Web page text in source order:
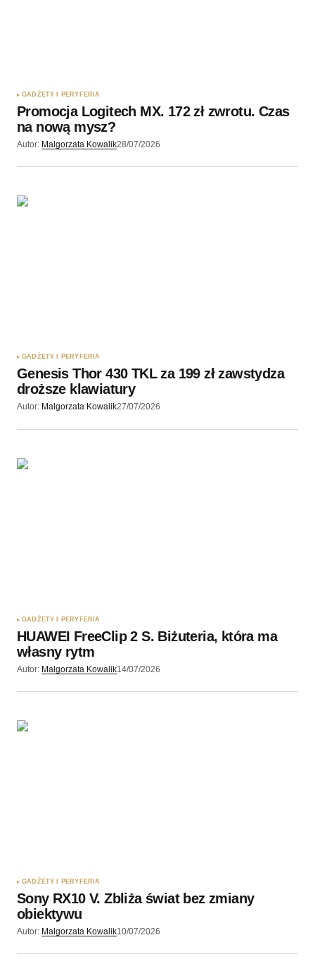
GADŻETY I PERYFERIA
Promocja Logitech MX. 172 zł zwrotu. Czas
na nową mysz?
Autor: Malgorzata Kowalik28/07/2026
GADŻETY I PERYFERIA
Genesis Thor 430 TKL za 199 zł zawstydza
droższe klawiatury
Autor: Malgorzata Kowalik27/07/2026
GADŻETY I PERYFERIA
HUAWEI FreeClip 2 S. Biżuteria, która ma
własny rytm
Autor: Malgorzata Kowalik14/07/2026
GADŻETY I PERYFERIA
Sony RX10 V. Zbliża świat bez zmiany
obiektywu
Autor: Malgorzata Kowalik10/07/2026